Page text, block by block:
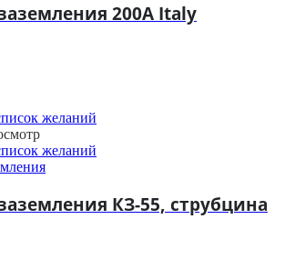
200A Italy
желаний
желаний
КЗ-55, струбцина